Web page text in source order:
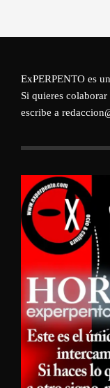
ExPERPENTO es
Si quieres
escribe a